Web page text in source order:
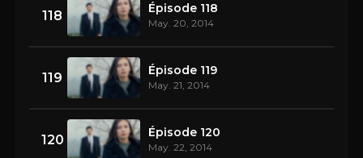
118 Épisode 118
May. 20, 2014
119 Épisode 119
May. 21, 2014
120 Épisode 120
May. 22, 2014